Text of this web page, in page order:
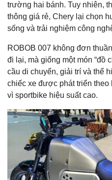
trường hai bánh. Tuy nhiên,
thông giá rẻ, Chery lại chọn
sống và trải nghiệm công
ROBOB 007 không đơn
đi lại, mà giống một món “đồ
cầu di chuyển, giải trí và thể
chiếc xe được phát triển
vì sportbike hiệu suất cao.